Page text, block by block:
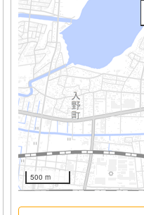
500 m